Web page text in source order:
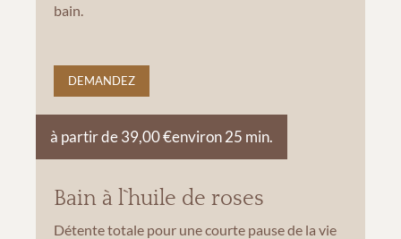
bain.
DEMANDEZ
Bain à l`huile de roses
à partir de 39,00 €environ 25 min.
Détente totale pour une courte pause de la vie